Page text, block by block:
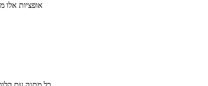
אופציות אלו